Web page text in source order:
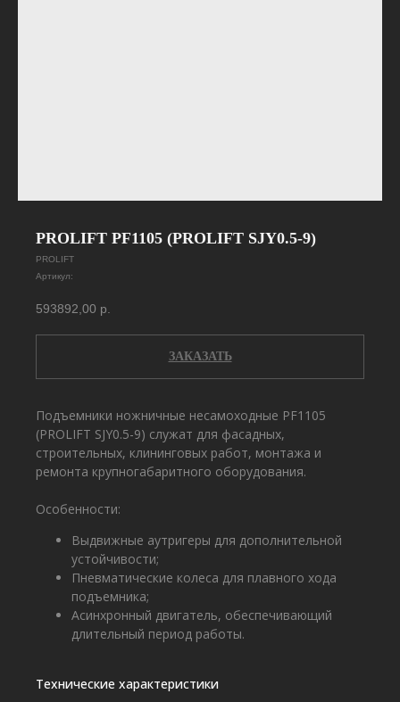
PROLIFT PF1105 (PROLIFT SJY0.5-9)
PROLIFT
Артикул:
593892,00 р.
ЗАКАЗАТЬ
Подъемники ножничные несамоходные PF1105
(PROLIFT SJY0.5-9) служат для фасадных,
строительных, клининговых работ, монтажа и
ремонта крупногабаритного оборудования.
Особенности:
Выдвижные аутригеры для дополнительной
устойчивости;
Пневматические колеса для плавного хода
подъемника;
Асинхронный двигатель, обеспечивающий
длительный период работы.
Технические характеристики